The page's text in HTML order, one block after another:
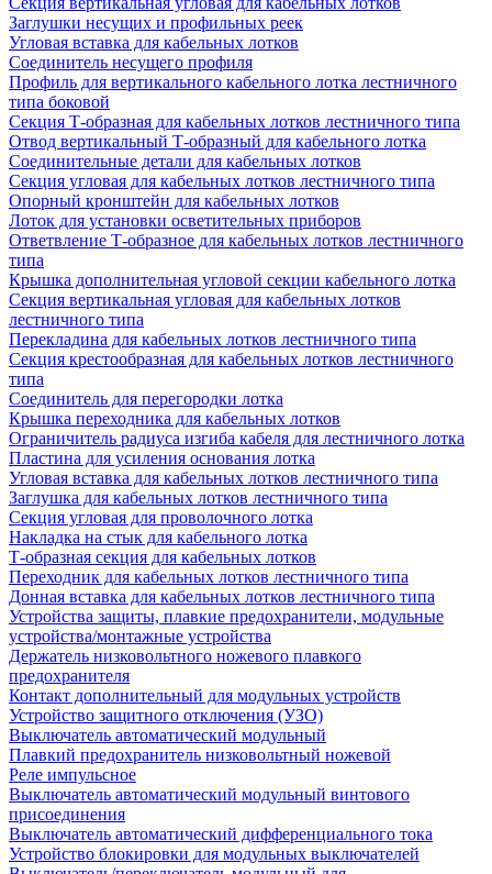
Заглушки несущих и профильных реек
Угловая вставка для кабельных лотков
Соединитель несущего профиля
Профиль для вертикального кабельного лотка лестничного
типа боковой
Секция Т-образная для кабельных лотков лестничного типа
Отвод вертикальный Т-образный для кабельного лотка
Соединительные детали для кабельных лотков
Секция угловая для кабельных лотков лестничного типа
Опорный кронштейн для кабельных лотков
Лоток для установки осветительных приборов
Ответвление Т-образное для кабельных лотков лестничного
типа
Крышка дополнительная угловой секции кабельного лотка
Секция вертикальная угловая для кабельных лотков
лестничного типа
Перекладина для кабельных лотков лестничного типа
Секция крестообразная для кабельных лотков лестничного
типа
Соединитель для перегородки лотка
Крышка переходника для кабельных лотков
Ограничитель радиуса изгиба кабеля для лестничного лотка
Пластина для усиления основания лотка
Угловая вставка для кабельных лотков лестничного типа
Заглушка для кабельных лотков лестничного типа
Секция угловая для проволочного лотка
Накладка на стык для кабельного лотка
Т-образная секция для кабельных лотков
Переходник для кабельных лотков лестничного типа
Донная вставка для кабельных лотков лестничного типа
Устройства защиты, плавкие предохранители, модульные
устройства/монтажные устройства
Держатель низковольтного ножевого плавкого
предохранителя
Контакт дополнительный для модульных устройств
Устройство защитного отключения (УЗО)
Выключатель автоматический модульный
Плавкий предохранитель низковольтный ножевой
Реле импульсное
Выключатель автоматический модульный винтового
присоединения
Выключатель автоматический дифференциального тока
Устройство блокировки для модульных выключателей